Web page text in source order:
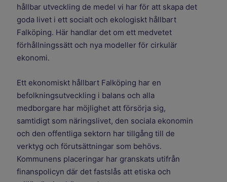
hållbar utveckling de medel vi har för att skapa det
goda livet i ett socialt och ekologiskt hållbart
Falköping. Här handlar det om ett medvetet
förhållningssätt och nya modeller för cirkulär
ekonomi.
Ett ekonomiskt hållbart Falköping har en
befolkningsutveckling i balans och alla
medborgare har möjlighet att försörja sig,
samtidigt som näringslivet, den sociala ekonomin
och den offentliga sektorn har tillgång till de
verktyg och förutsättningar som behövs.
Kommunens placeringar har granskats utifrån
finanspolicyn där det fastslås att etiska och